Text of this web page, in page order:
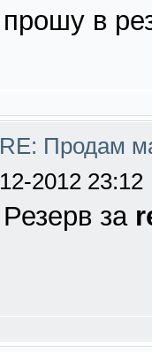
прошу в
RE: Продам
12-2012 23:12
Резерв за